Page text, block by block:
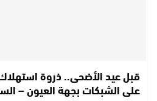
قبل عيد الأضحى.. ذروة
على الشبكات بجهة العيون –